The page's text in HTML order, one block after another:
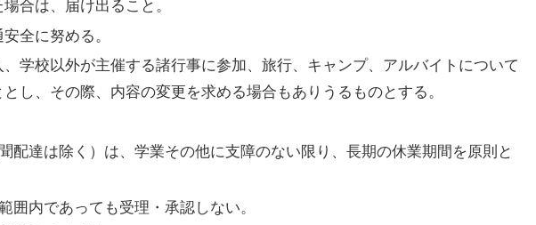
合は、届け出ること。
全に努める。
学校以外が主催する諸行事に参加、旅行、キャンプ、アルバイトについて
し、その際、内容の変更を求める場合もありうるものとする。
配達は除く）は、学業その他に支障のない限り、長期の休業期間を原則と
囲内であっても受理・承認しない。